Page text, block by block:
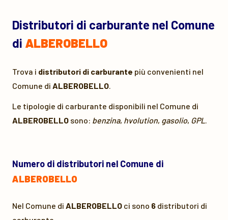
Distributori di carburante nel Comune
di ALBEROBELLO
Trova i distributori di carburante più convenienti nel
Comune di ALBEROBELLO.
Le tipologie di carburante disponibili nel Comune di
ALBEROBELLO sono: benzina, hvolution, gasolio, GPL.
Numero di distributori nel Comune di
ALBEROBELLO
Nel Comune di ALBEROBELLO ci sono 6 distributori di